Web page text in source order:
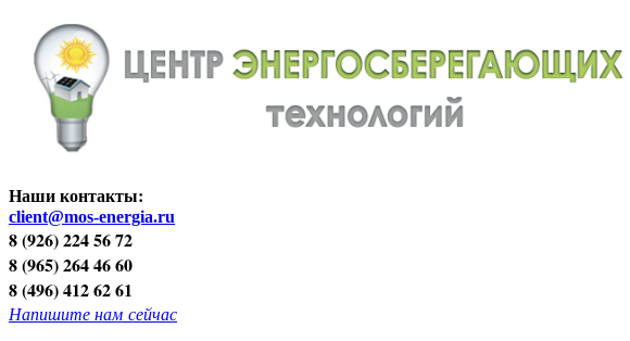
Наши контакты:
client@mos-energia.ru
8 (926) 224 56 72
8 (965) 264 46 60
8 (496) 412 62 61
Напишите нам сейчас